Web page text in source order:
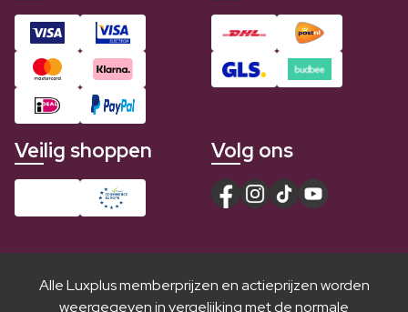
Veilig shoppen Volg ons
Alle Luxplus memberprijzen en actieprijzen worden
weergegeven in vergelijking met de normale